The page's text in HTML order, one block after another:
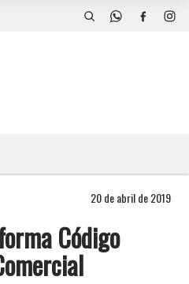
20 de abril de 2019
Código